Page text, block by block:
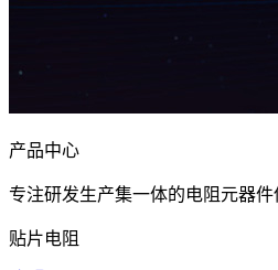
产品中心
专注研发生产集一体的电阻元器件
贴片电阻